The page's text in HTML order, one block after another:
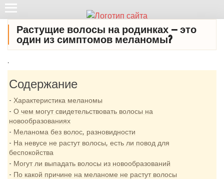
Растущие волосы на родинках ‭—‬ это
один из симптомов меланомы?
.
Содержание
Характеристика меланомы
О чем могут свидетельствовать волосы на
новообразованиях
Меланома без волос, разновидности
На невусе не растут волосы, есть ли повод для
беспокойства
Могут ли выпадать волосы из новообразований
По какой причине на меланоме не растут волосы